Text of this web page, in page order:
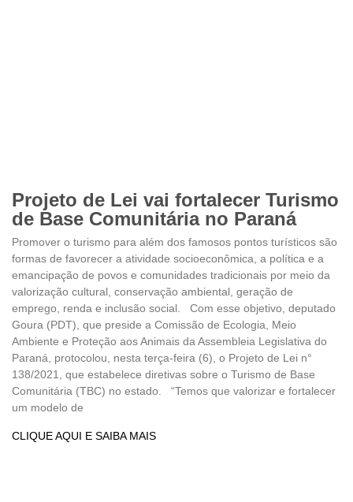
Projeto de Lei vai fortalecer Turismo
de Base Comunitária no Paraná
Promover o turismo para além dos famosos pontos turísticos são
formas de favorecer a atividade socioeconômica, a política e a
emancipação de povos e comunidades tradicionais por meio da
valorização cultural, conservação ambiental, geração de
emprego, renda e inclusão social. Com esse objetivo, deputado
Goura (PDT), que preside a Comissão de Ecologia, Meio
Ambiente e Proteção aos Animais da Assembleia Legislativa do
Paraná, protocolou, nesta terça-feira (6), o Projeto de Lei n°
138/2021, que estabelece diretivas sobre o Turismo de Base
Comunitária (TBC) no estado. “Temos que valorizar e fortalecer
um modelo de
CLIQUE AQUI E SAIBA MAIS